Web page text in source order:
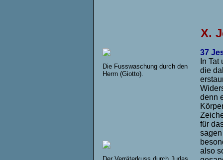
X.
Die Fusswaschung durch den
Herrn (Giotto).
37
In
die
denn
für
also